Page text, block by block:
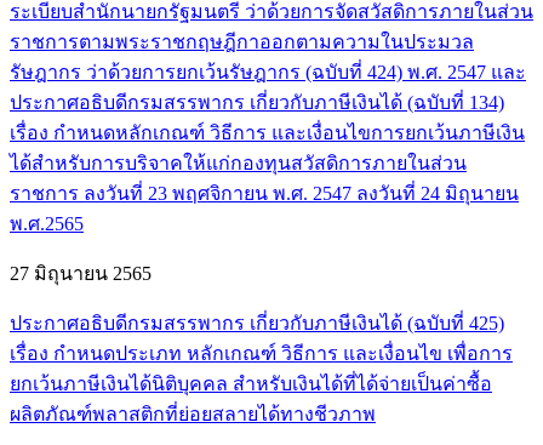
ระเบียบสำนักนายกรัฐมนตรี ว่าด้วยการจัดสวัสดิการภายในส่วน
ราชการตามพระราชกฤษฎีกาออกตามความในประมวล
รัษฎากร ว่าด้วยการยกเว้นรัษฎากร (ฉบับที่ 424) พ.ศ. 2547 และ
ประกาศอธิบดีกรมสรรพากร เกี่ยวกับภาษีเงินได้ (ฉบับที่ 134)
เรื่อง กำหนดหลักเกณฑ์ วิธีการ และเงื่อนไขการยกเว้นภาษีเงิน
ได้สำหรับการบริจาคให้แก่กองทุนสวัสดิการภายในส่วน
ราชการ ลงวันที่ 23 พฤศจิกายน พ.ศ. 2547 ลงวันที่ 24 มิถุนายน
พ.ศ.2565
27 มิถุนายน 2565
ประกาศอธิบดีกรมสรรพากร เกี่ยวกับภาษีเงินได้ (ฉบับที่ 425)
เรื่อง กำหนดประเภท หลักเกณฑ์ วิธีการ และเงื่อนไข เพื่อการ
ยกเว้นภาษีเงินได้นิติบุคคล สำหรับเงินได้ที่ได้จ่ายเป็นค่าซื้อ
ผลิตภัณฑ์พลาสติกที่ย่อยสลายได้ทางชีวภาพ